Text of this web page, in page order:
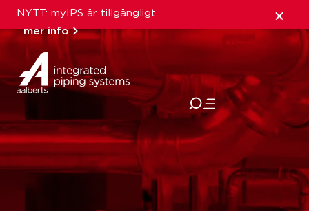
NYTT: myIPS är tillgängligt
mer info
stäng